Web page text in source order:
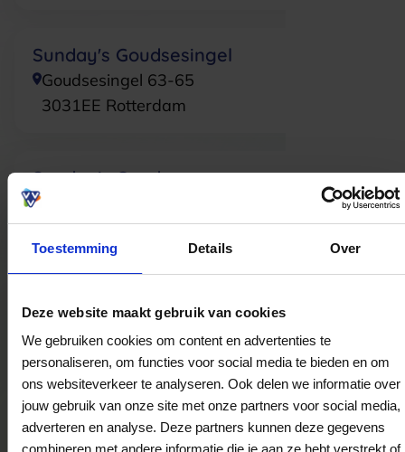
Toestemming Details Over
Deze website maakt gebruik van cookies
We gebruiken cookies om content en advertenties te
personaliseren, om functies voor social media te bieden en om
ons websiteverkeer te analyseren. Ook delen we informatie over
jouw gebruik van onze site met onze partners voor social media,
adverteren en analyse. Deze partners kunnen deze gegevens
combineren met andere informatie die je aan ze hebt verstrekt of
Sunday's Goudsesingel
Goudsesingel 63-65
3031EE Rotterdam
Sunday's Gouda
2805BM Gouda
Dierenselaan 198
2573KN 's-Gravenhage
Sunday's Voorburg